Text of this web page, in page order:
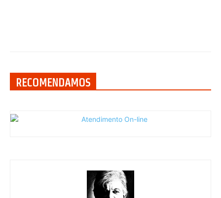
RECOMENDAMOS